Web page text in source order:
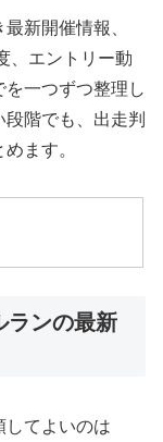
新開催情報、
、エントリー動
一つずつ整理し
階でも、出走判
ます。
ランの最新
してよいのは